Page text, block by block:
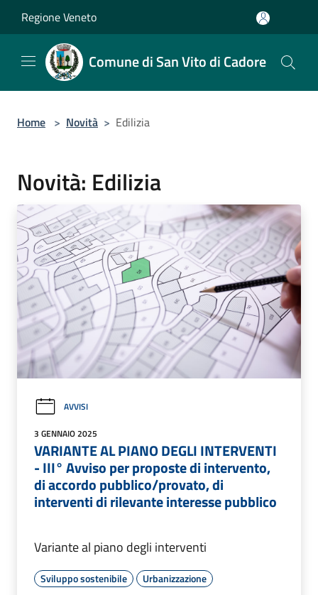
Regione Veneto
Comune di San Vito di Cadore
Home > Novità > Edilizia
Novità: Edilizia
AVVISI
3 GENNAIO 2025
VARIANTE AL PIANO DEGLI INTERVENTI
- III° Avviso per proposte di intervento,
di accordo pubblico/provato, di
interventi di rilevante interesse pubblico
Variante al piano degli interventi
Sviluppo sostenibile
Urbanizzazione